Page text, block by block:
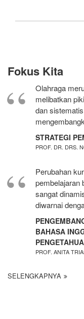
Fokus Kita
Olahraga
melibatkan
dan
STRATEGI
PROF. DR. DRS.
Perubahan
pembelajaran
sangat
diwarnai
BAHASA
PROF. ANITA
SELENGKAPNYA